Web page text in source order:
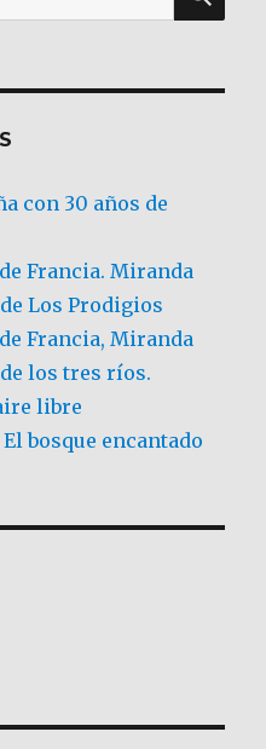
con 30 años de
Francia. Miranda
Los Prodigios
Francia, Miranda
los tres ríos.
libre
bosque encantado